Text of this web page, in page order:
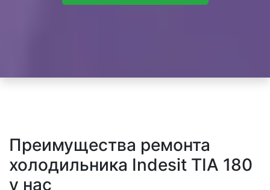
Преимущества ремонта
холодильника Indesit TIA 180
у нас